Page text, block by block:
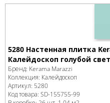
5280 Настенная плитка
Калейдоскоп голубой
Бренд: Kerama Marazzi
Коллекция: Калейдоскоп
Артикул: 5280
Код товара: SD-155755-99